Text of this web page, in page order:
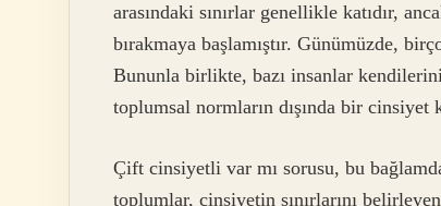
arasındaki sınırlar genellikle katıdır,
bırakmaya başlamıştır. Günümüzde,
Bununla birlikte, bazı insanlar
toplumsal normların dışında bir cinsiyet
Çift cinsiyetli var mı sorusu, bu
toplumlar, cinsiyetin sınırlarını